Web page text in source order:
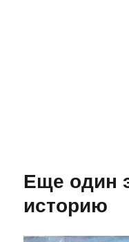
Еще один
историю